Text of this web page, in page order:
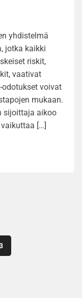
yhdistelmä
jotka kaikki
riskit,
vaativat
voivat
mukaan.
sijoittaja aikoo
[…]